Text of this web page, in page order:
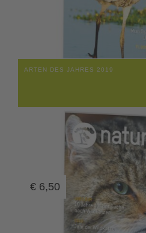
ARTEN DES JAHRES 2019
€ 6,50